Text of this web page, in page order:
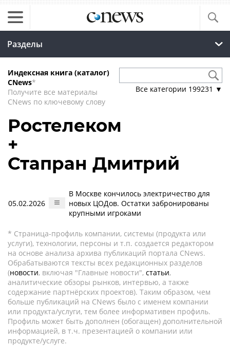
Разделы
Индексная книга (каталог)
CNews*
Получите все материалы
CNews по ключевому слову
Все категории 199231 ▼
Ростелеком
+
Стапран Дмитрий
05.02.2026
В Москве кончилось электричество для
новых ЦОДов. Остатки забронированы
крупными игроками
* Страница-профиль компании, системы (продукта или
услуги), технологии, персоны и т.п. создается редактором
на основе анализа архива публикаций портала CNews.
Обрабатываются тексты всех редакционных разделов
(новости, включая "Главные новости", статьи,
аналитические обзоры рынков, интервью, а также
содержание партнёрских проектов). Таким образом, чем
больше публикаций на CNews было с именем компании
или продукта/услуги, тем более информативен профиль.
Профиль может быть дополнен (обогащен) дополнительной
информацией, в т.ч. презентацией о компании или
продукте/услуге.